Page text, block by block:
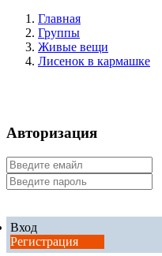
Главная
Группы
Живые вещи
Лисенок в кармашке
Авторизация
Вход
Регистрация